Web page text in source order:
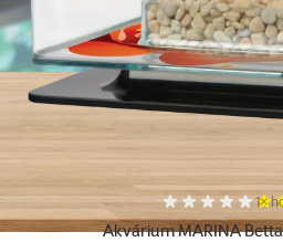
Akvárium MARINA
1×